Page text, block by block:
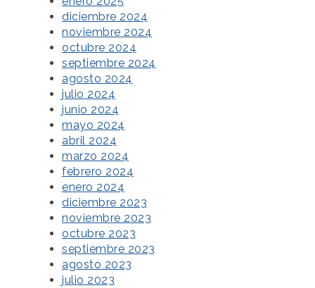
diciembre 2024
noviembre 2024
octubre 2024
septiembre 2024
agosto 2024
julio 2024
junio 2024
mayo 2024
abril 2024
marzo 2024
febrero 2024
enero 2024
diciembre 2023
noviembre 2023
octubre 2023
septiembre 2023
agosto 2023
julio 2023